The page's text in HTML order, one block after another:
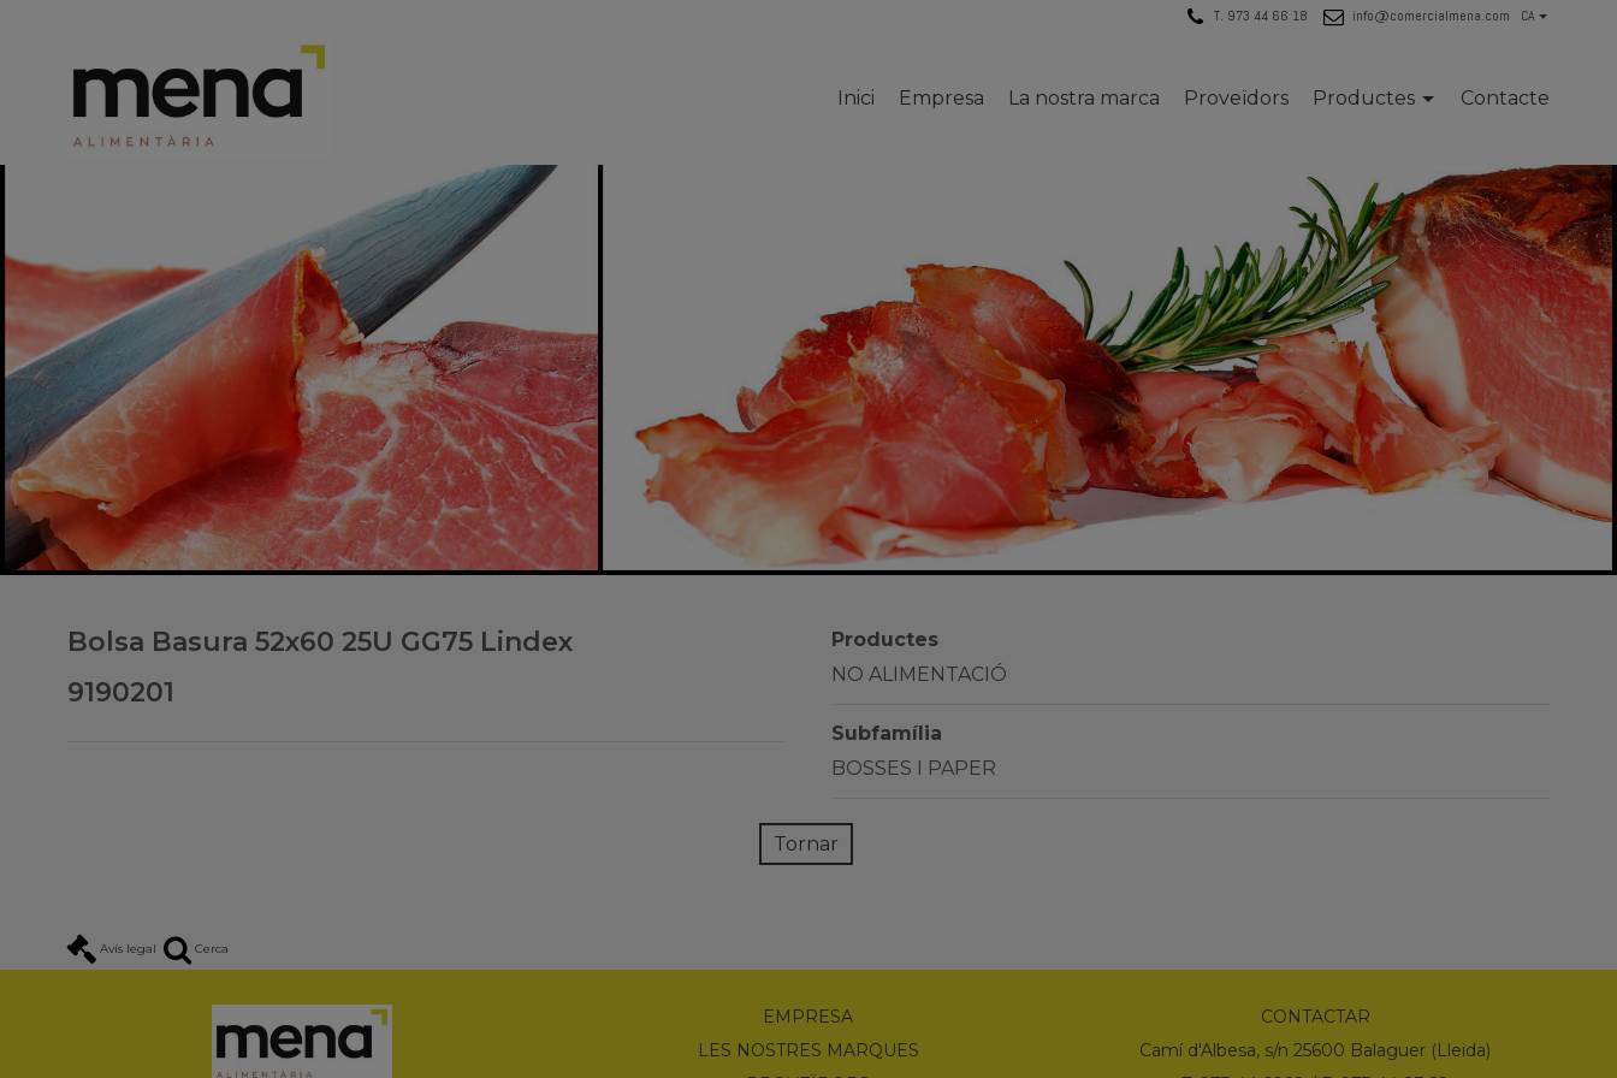
T. 973 44 66 18 info@comercialmena.com CA
Inici Empresa La nostra marca Proveïdors Productes Contacte
Bolsa Basura 52x60 25U GG75 Lindex
9190201
Productes
NO ALIMENTACIÓ
Subfamília
BOSSES I PAPER
Tornar
Avís legal Cerca
EMPRESA
LES NOSTRES MARQUES
CONTACTAR
Camí d'Albesa, s/n 25600 Balaguer (Lleida)